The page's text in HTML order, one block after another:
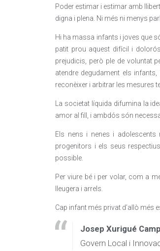
Poder estimar i estimar amb
digna i plena. Ni més ni menys
Hi ha massa infants i joves que
patit prou aquest difícil i
prejudicis, però ple de voluntat
atendre degudament els
reconèixer i arbitrar les mesures
La societat líquida difumina la
amor al fill, i ambdós són
Els nens i nenes i adolescents
progenitors i els seus
possible.
Per viure bé i per volar, com a
lleugera i arrels.
Cap infant més privat d’allò més
Josep Xurigué
Govern Local i